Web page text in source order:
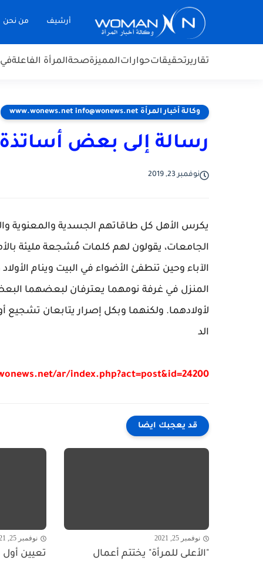
أرشيف من نحن
تقاريرتحقيقاتحواراتالمميزةصحةالمرأة الفاعلة
وكالة أخبار المرأة www.wonews.net info@wonews.net
رسالة إلى بعض
نوفمبر 23, 2019
يكرس الأهل كل طاقاتهم الجسدية والمعنوية
الجامعات، يقولون لهم كلمات مُشجعة مليئة
الآباء وحين تنطفئ الأضواء في البيت وينام
المنزل في غرفة نومهما يعترفان لبعضهما
لأولادهما. ولكنهما وبكل إصرار يتابعان
الد
ar/index.php?act=post&id=24200
قد يعجبك ايضا
نوفمبر 25, 2021
"الأعلى للمرأة" يختتم أعمال
نوفمبر 25, 2021
تعيين أول